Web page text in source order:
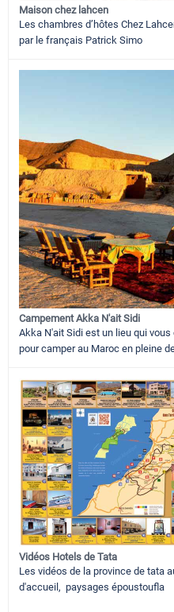
Maison chez lahcen
Les chambres d’hôtes Chez
par le français Patrick Simo
Campement Akka N'ait Sidi
Akka N'ait Sidi est un lieu qui
pour camper au Maroc en pleine
Vidéos Hotels de Tata
Les vidéos de la province de tata
d'accueil, paysages époustoufla